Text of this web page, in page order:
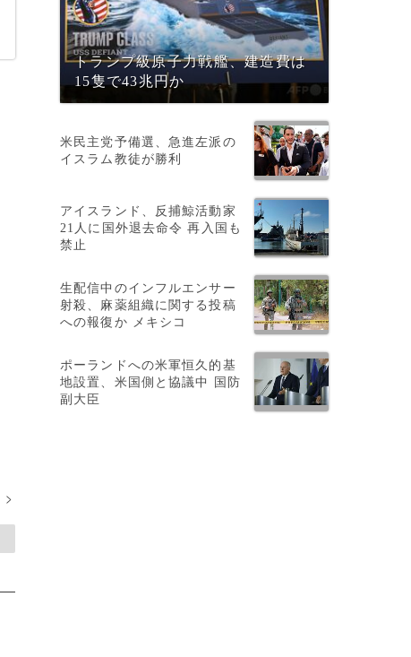
>
トランプ級原子力戦艦、建造費は
15隻で43兆円か
米民主党予備選、急進左派の
イスラム教徒が勝利
アイスランド、反捕鯨活動家
21人に国外退去命令 再入国も
禁止
生配信中のインフルエンサー
射殺、麻薬組織に関する投稿
への報復か メキシコ
ポーランドへの米軍恒久的基
地設置、米国側と協議中 国防
副大臣